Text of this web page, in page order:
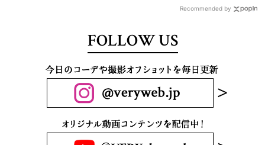
Recommended by
FOLLOW US